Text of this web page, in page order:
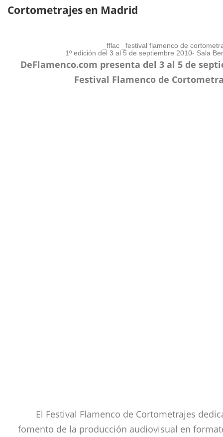
Cortometrajes en Madrid
_fflac
_festival flamenco de
1º edición del 3 al 5 de septiembre 2010- Sala
DeFlamenco.com presenta del 3 al 5 de
Festival Flamenco de
El Festival Flamenco de Cortometrajes
fomento de la producción audiovisual en